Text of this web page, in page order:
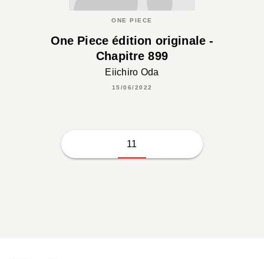
ONE PIECE
One Piece édition originale -
Chapitre 899
Eiichiro Oda
15/06/2022
11